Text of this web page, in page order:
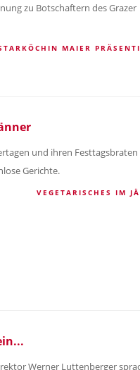
zu Botschaftern des Grazer
MAIER
und ihren
Gerichte.
VEGETARISCHES IM
Werner Luttenberger